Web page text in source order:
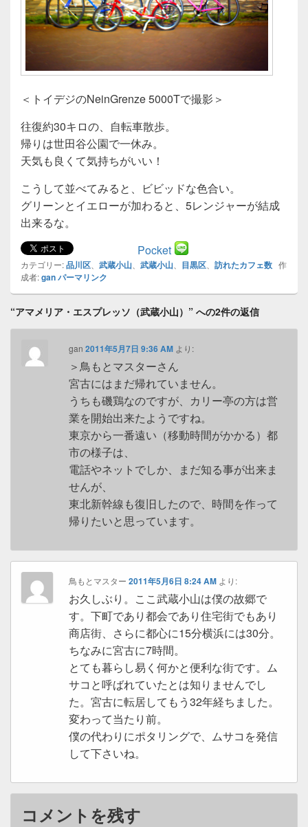
＜トイデジのNeinGrenze 5000Tで撮影＞
往復約30キロの、自転車散歩。
帰りは世田谷公園で一休み。
天気も良くて気持ちがいい！
こうして並べてみると、ビビッドな色合い。
グリーンとイエローが加わると、5レンジャーが結成
出来るな。
Pocket
カテゴリー:品川区 武蔵小山 武蔵小山 目黒区 訪れたカフェ数 作
成者:ganパーマリンク
“アマメリア・エスプレッソ（武蔵小山）” への2件の返信
gan 2011年5月7日 9:36 AM より:
＞鳥もとマスターさん
宮古にはまだ帰れていません。
うちも磯鶏なのですが、カリー亭の方は営
業を開始出来たようですね。
東京から一番遠い（移動時間がかかる）都
市の様子は、
電話やネットでしか、まだ知る事が出来ま
せんが、
東北新幹線も復旧したので、時間を作って
帰りたいと思っています。
鳥もとマスター 2011年5月6日 8:24 AM より:
お久しぶり。ここ武蔵小山は僕の故郷で
す。下町であり都会であり住宅街でもあり
商店街、さらに都心に15分横浜には30分。
ちなみに宮古に7時間。
とても暮らし易く何かと便利な街です。ム
サコと呼ばれていたとは知りませんでし
た。宮古に転居してもう32年経ちました。
変わって当たり前。
僕の代わりにポタリングで、ムサコを発信
して下さいね。
コメントを残す